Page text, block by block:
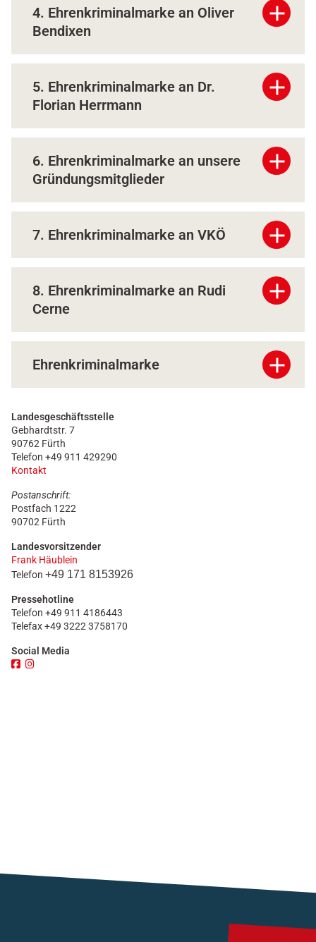
4. Ehrenkriminalmarke an Oliver
Bendixen
add
5. Ehrenkriminalmarke an Dr.
Florian Herrmann
add
6. Ehrenkriminalmarke an unsere
Gründungsmitglieder
add
7. Ehrenkriminalmarke an VKÖ add
8. Ehrenkriminalmarke an Rudi
Cerne
add
Ehrenkriminalmarke add
Landesgeschäftsstelle
Gebhardtstr. 7
90762 Fürth
Telefon +49 911 429290
Kontakt
Postanschrift:
Postfach 1222
90702 Fürth
Landesvorsitzender
Frank Häublein
Telefon +49 171 8153926
Pressehotline
Telefon +49 911 4186443
Telefax +49 3222 3758170
Social Media